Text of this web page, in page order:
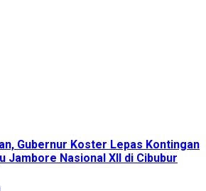
Gubernur Koster Lepas Kontingan
Jambore Nasional XII di Cibubur